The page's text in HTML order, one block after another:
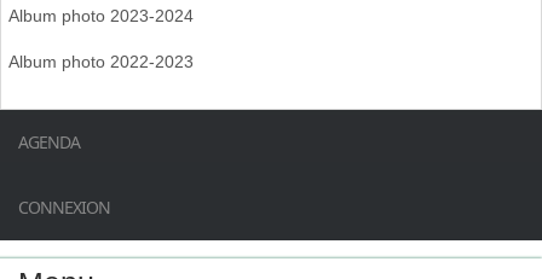
Album photo 2023-2024
Album photo 2022-2023
AGENDA
CONNEXION